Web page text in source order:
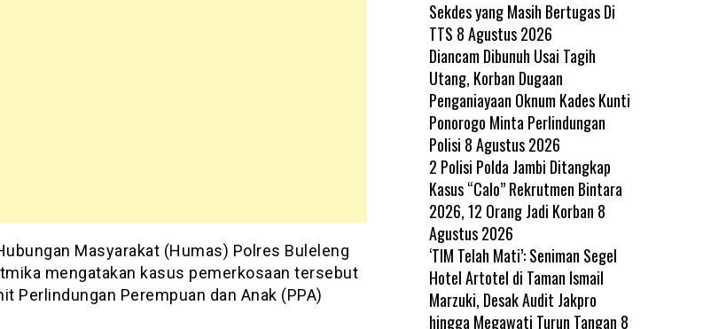
Masyarakat (Humas) Polres Buleleng
mengatakan kasus pemerkosaan tersebut
Perlindungan Perempuan dan Anak (PPA)
Sekdes yang Masih Bertugas Di
TTS 8 Agustus 2026
Diancam Dibunuh Usai Tagih
Utang, Korban Dugaan
Penganiayaan Oknum Kades Kunti
Ponorogo Minta Perlindungan
Polisi 8 Agustus 2026
2 Polisi Polda Jambi Ditangkap
Kasus “Calo” Rekrutmen Bintara
2026, 12 Orang Jadi Korban 8
Agustus 2026
‘TIM Telah Mati’: Seniman Segel
Hotel Artotel di Taman Ismail
Marzuki, Desak Audit Jakpro
hingga Megawati Turun Tangan 8